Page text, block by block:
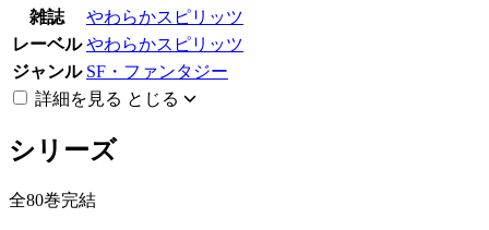
雑誌
やわらかスピリッツ
レーベル やわらかスピリッツ
ジャンル SF・ファンタジー
詳細を見る とじる
シリーズ
全80巻完結